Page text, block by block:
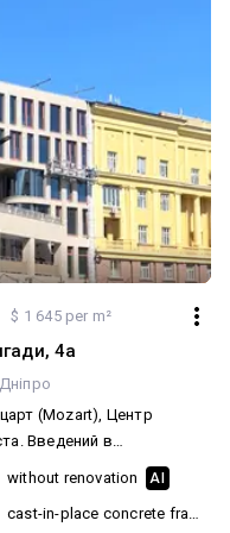
$ 1 645 per m²
4а
Дніпро
(Mozart), Центр
в
— 12. Площа — 76 м².
Панорамне
without renovation AI
cast-in-place concrete frame